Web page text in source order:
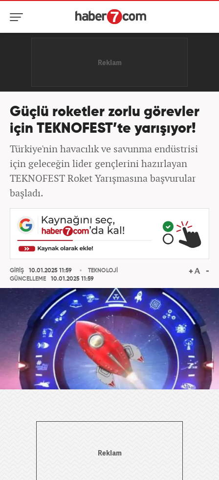
Güçlü roketler zorlu görevler
için TEKNOFEST’te yarışıyor!
Türkiye'nin havacılık ve savunma endüstrisi
için geleceğin lider gençlerini hazırlayan
TEKNOFEST Roket Yarışmasına başvurular
başladı.
GİRİŞ
10.01.2025 11:59
GÜNCELLEME
10.01.2025 11:59
TEKNOLOJİ